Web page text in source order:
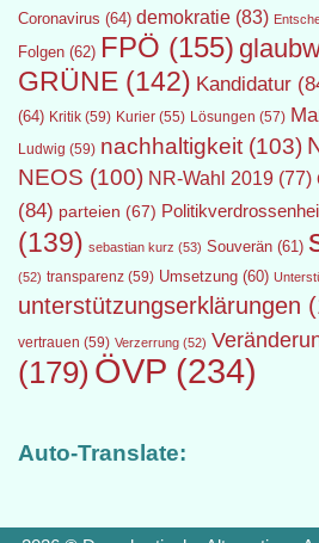
Coronavirus (64) demokratie (83)
Folgen (62) FPÖ (155)
GRÜNE (142) Kandidatur
(64) Kritik (59) Kurier (55) Lösungen (57)
Ludwig (59) nachhaltigkeit (103)
NEOS (100) NR-Wahl 2019 (77)
(84) parteien (67)
(139) sebastian kurz (53) Souverän (61)
(52) transparenz (59) Umsetzung (60)
unterstützungserklärungen
vertrauen (59) Verzerrung (52)
(179) ÖVP (234)
Auto-Translate: